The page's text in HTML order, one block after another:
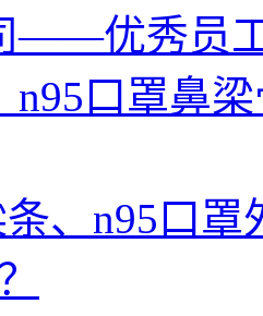
——优秀员
n95口罩鼻
、n95口